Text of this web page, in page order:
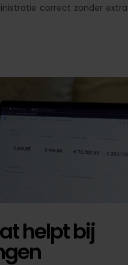
correct zonder extra
helpt bij